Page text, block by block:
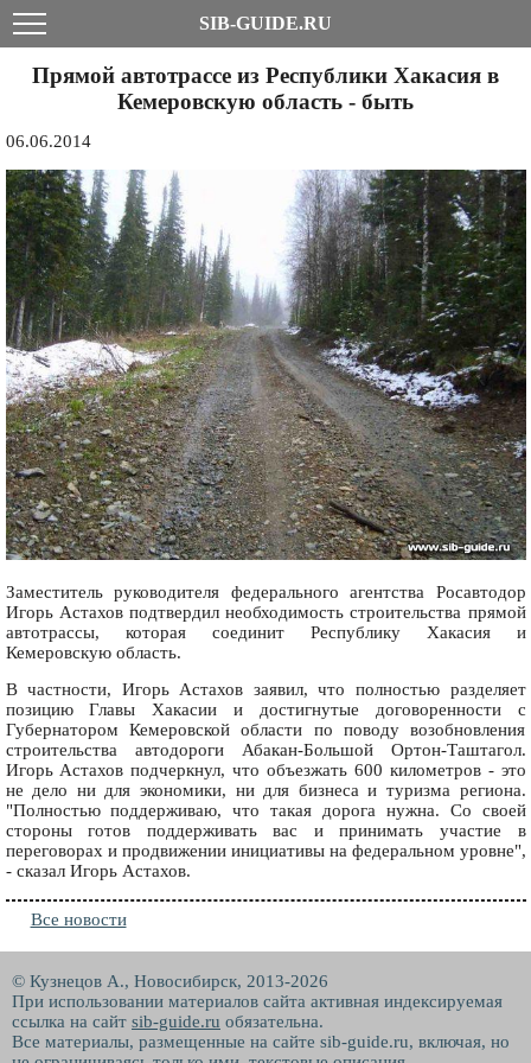
SIB-GUIDE.RU
Прямой автотрассе из Республики Хакасия в
Кемеровскую область - быть
06.06.2014
Заместитель руководителя федерального агентства Росавтодор
Игорь Астахов подтвердил необходимость строительства прямой
автотрассы, которая соединит Республику Хакасия и
Кемеровскую область.
В частности, Игорь Астахов заявил, что полностью разделяет
позицию Главы Хакасии и достигнутые договоренности с
Губернатором Кемеровской области по поводу возобновления
строительства автодороги Абакан-Большой Ортон-Таштагол.
Игорь Астахов подчеркнул, что объезжать 600 километров - это
не дело ни для экономики, ни для бизнеса и туризма региона.
"Полностью поддерживаю, что такая дорога нужна. Со своей
стороны готов поддерживать вас и принимать участие в
переговорах и продвижении инициативы на федеральном уровне",
- сказал Игорь Астахов.
Все новости
© Кузнецов А., Новосибирск, 2013-2026
При использовании материалов сайта активная индексируемая
ссылка на сайт sib-guide.ru обязательна.
Все материалы, размещенные на сайте sib-guide.ru, включая, но